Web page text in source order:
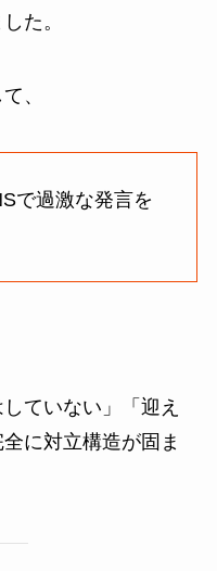
た。
、
で過激な発言を
ていない」「迎え
に対立構造が固ま